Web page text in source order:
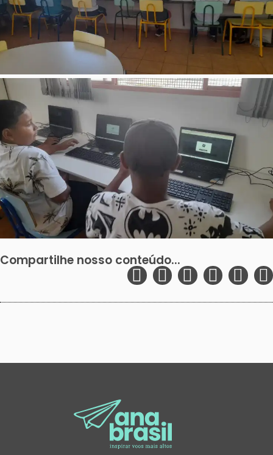
Compartilhe nosso conteúdo...